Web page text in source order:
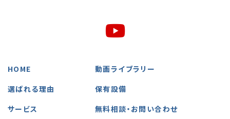
HOME
選ばれる理由
サービス
動画ライブラリー
保有設備
無料相談・お問い合わせ